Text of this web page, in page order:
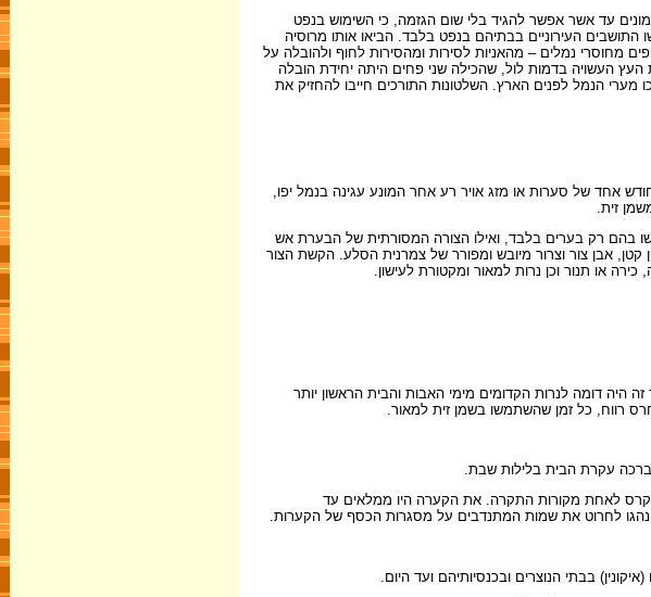
וכמות זו גדלה והעלתה בשנות השבעים והשמונים עד אשר אפשר להגיד בלי שום הגזמה, כי השימוש בנפט
העירוניים בבתיהם בנפט בלבד. הביאו אותו מרוסיה
מחוסרי נמלים – מהאניות לסירות ומהסירות לחוף ולהובלה על
המלבין המוכר לנו עד היום. תיבת העץ העשויה בדמות לול, שהכילה שני פחים היתה יחידת הובלה
מערי הנמל לפנים הארץ. השלטונות התורכים חייבו להחזיק את
אחד של סערות או מזג אויר רע אחר המונע עגינה בנמל יפו,
זית.
בהם רק בערים בלבד, ואילו הצורה המסורתית של הבערת אש
גם במאה העשרים. כל גבר נשא בחגורתו משולש פלדה (באורך כ- 10 ס"מ) דמוי אגרופן קטן, אבן צור וצרור מיובש ומפורר של צמרנית הסלע. הקשת הצור
או תנור וכן נרות למאור ומקטורת לעישון.
דומה לנרות הקדומים מימי האבות והבית הראשון יותר
רווח, כל זמן שהשתמשו בשמן זית למאור.
ברכה עקרת הבית בלילות שבת.
לאחת מקורות התקרה. את הקערה היו ממלאים עד
נהגו לחרוט את שמות המתנדבים על מסגרות הכסף של הקערות.
בבתי הנוצרים ובכנסיותיהם ועד היום.